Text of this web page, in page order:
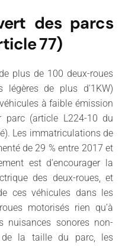
des parcs
77)
plus de 100 deux-roues
légères de plus d'1KW)
à faible émission
parc (article L224-10 du
Les immatriculations de
de 29 % entre 2017 et
est d’encourager la
des deux-roues, et
ces véhicules dans les
motorisés rien qu’à
nuisances sonores non-
de la taille du parc, les